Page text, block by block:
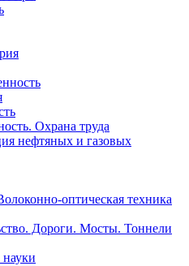
Охрана труда
нефтяных и газовых
оптическая техника
Дороги. Мосты. Тоннели